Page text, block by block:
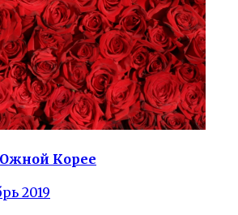
Корее
2019